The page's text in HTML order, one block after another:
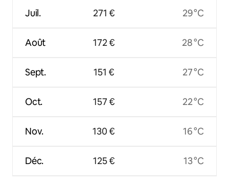
Juil.
Août
Sept.
Oct.
Nov.
Déc.
271 €
172 €
151 €
157 €
130 €
125 €
29 °C
28 °C
27 °C
22 °C
16 °C
13 °C